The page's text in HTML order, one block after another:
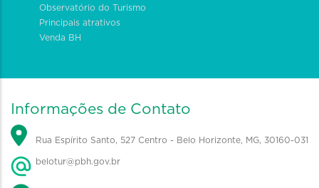
Observatório do Turismo
Principais atrativos
Venda BH
Informações de Contato
Rua Espírito Santo, 527 Centro - Belo Horizonte, MG, 30160-031
belotur@pbh.gov.br